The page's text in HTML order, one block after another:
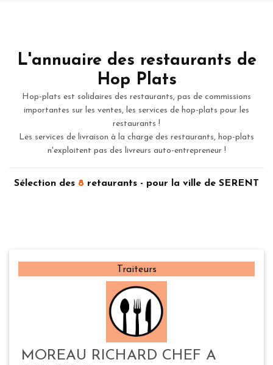
L'annuaire des restaurants de
Hop Plats
Hop-plats est solidaires des restaurants, pas de commissions
importantes sur les ventes, les services de hop-plats pour les
restaurants !
Les services de livraison à la charge des restaurants, hop-plats
n'exploitent pas des livreurs auto-entrepreneur !
Sélection des 8 retaurants - pour la ville de SERENT
Traiteurs
MOREAU RICHARD CHEF A